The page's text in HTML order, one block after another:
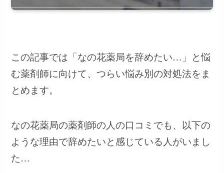
この記事では「なの花薬局を辞めたい…」と悩
む薬剤師に向けて、つらい悩み別の対処法をま
とめます。
なの花薬局の薬剤師の人の口コミでも、以下の
ような理由で辞めたいと感じている人がいまし
た…